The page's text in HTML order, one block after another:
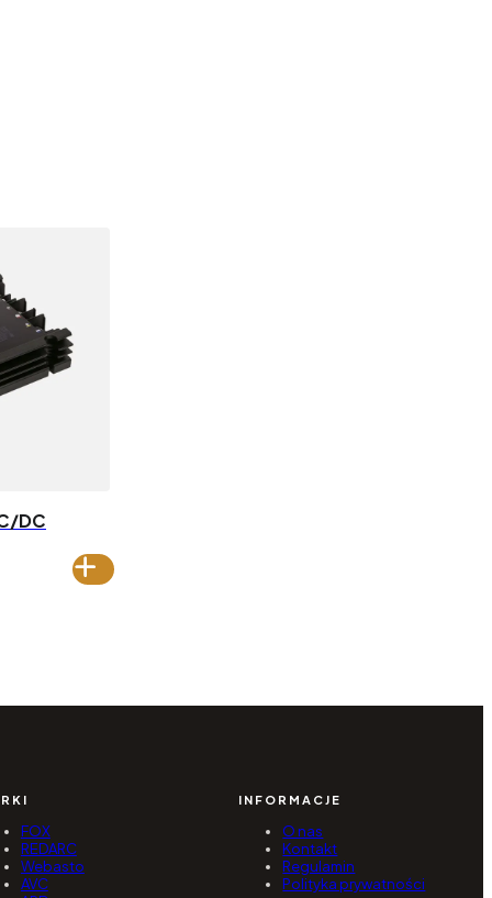
DC
FOX
REDARC
Webasto
AVC
INFORMACJE
O nas
Kontakt
Regulamin
Polityka prywatności